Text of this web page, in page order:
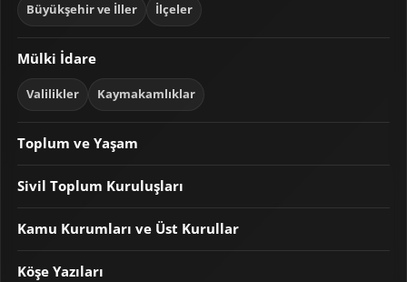
Büyükşehir ve İller İlçeler
Mülki İdare
Valilikler Kaymakamlıklar
Toplum ve Yaşam
Sivil Toplum Kuruluşları
Kamu Kurumları ve Üst Kurullar
Köşe Yazıları